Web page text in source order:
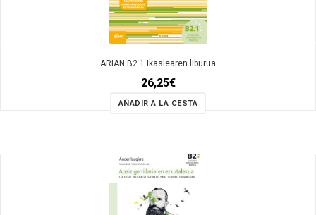
ARIAN B2.1 Ikaslearen liburua
26,25€
AÑADIR A LA CESTA